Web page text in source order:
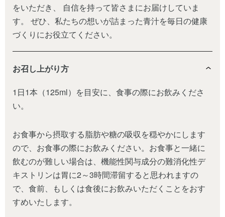
をいただき、 自信を持って皆さまにお届けしていま
す。 ぜひ、私たちの想いが詰まった青汁を毎日の健康
づくりにお役立てください。
お召し上がり方
1日1本（125ml）を目安に、食事の際にお飲みくださ
い。
お食事から摂取する脂肪や糖の吸収を穏やかにします
ので、お食事の際にお飲みください。お食事と一緒に
飲むのが難しい場合は、機能性関与成分の難消化性デ
キストリンは胃に2～3時間滞留すると思われますの
で、食前、もしくは食後にお飲みいただくことをおす
すめいたします。